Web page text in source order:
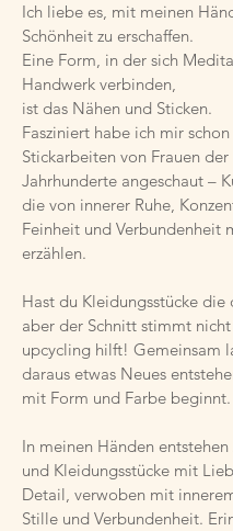
Ich liebe es, mit meinen
Schönheit zu erschaffen.
Eine Form, in der sich
Handwerk verbinden,
ist das Nähen und Sticken.
Fasziniert habe ich mir
Stickarbeiten von Frauen der
Jahrhunderte angeschaut –
die von innerer Ruhe,
Feinheit und Verbundenheit
erzählen.
Hast du Kleidungsstücke die
aber der Schnitt stimmt
upcycling hilft! Gemeinsam
daraus etwas Neues
mit Form und Farbe beginnt.
In meinen Händen entstehen
und Kleidungsstücke mit
Detail, verwoben mit
Stille und Verbundenheit.